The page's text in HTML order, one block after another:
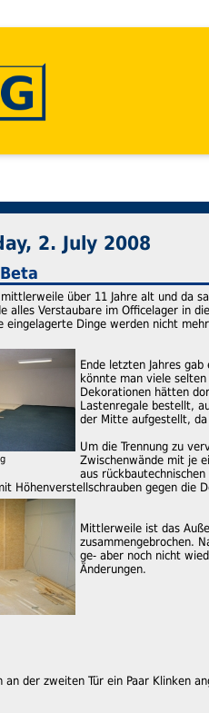
2. July 2008
über 11 Jahre alt und da
alles Verstaubare im Officelager in
eingelagerte Dinge werden nicht
Ende letzten Jahres
könnte man viele
Dekorationen hätten
Lastenregale bestellt,
der Mitte aufgestellt, da
Um die Trennung zu
Zwischenwände mit je
aus
Höhenverstellschrauben gegen die
Mittlerweile ist das
zusammengebrochen.
ge- aber noch nicht
Änderungen.
an der zweiten Tür ein Paar Klinken